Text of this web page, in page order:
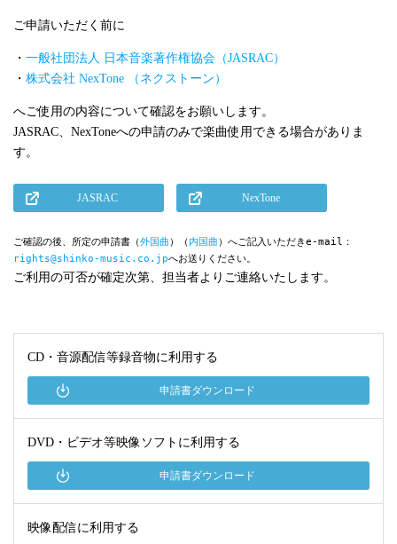
ご申請いただく前に
・ 一般社団法人 日本音楽著作権協会（JASRAC）
・ 株式会社 NexTone （ネクストーン）
へご使用の内容について確認をお願いします。
JASRAC、NexToneへの申請のみで楽曲使用できる場合がありま
す。
JASRAC NexTone
ご確認の後、所定の申請書（外国曲）（内国曲）へご記入いただきe-mail：
rights@shinko-music.co.jpへお送りください。
ご利用の可否が確定次第、担当者よりご連絡いたします。
CD・音源配信等録音物に利用する
申請書ダウンロード
DVD・ビデオ等映像ソフトに利用する
申請書ダウンロード
映像配信に利用する